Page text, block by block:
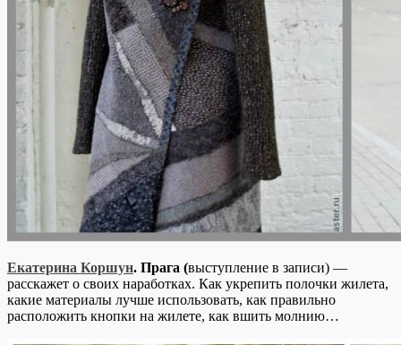
Екатерина Коршун. Прага (выступление в записи) —
расскажет о своих наработках. Как укрепить полочки жилета,
какие материалы лучше использовать, как правильно
расположить кнопки на жилете, как вшить молнию…